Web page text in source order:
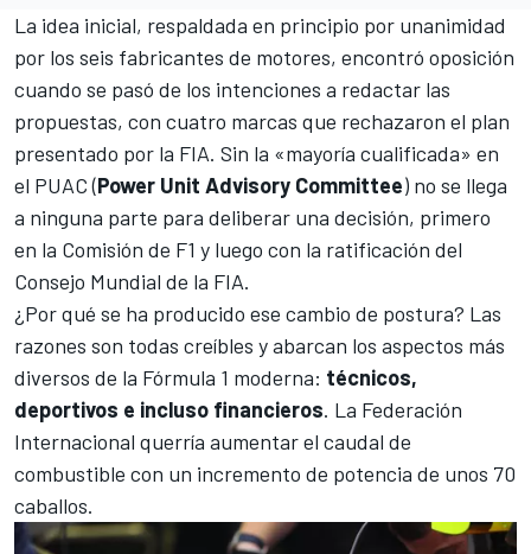
La idea inicial, respaldada en principio por unanimidad
por los seis fabricantes de motores, encontró oposición
cuando se pasó de los intenciones a redactar las
propuestas, con cuatro marcas que rechazaron el plan
presentado por la FIA. Sin la «mayoría cualificada» en
el PUAC (Power Unit Advisory Committee) no se llega
a ninguna parte para deliberar una decisión, primero
en la Comisión de F1 y luego con la ratificación del
Consejo Mundial de la FIA.
¿Por qué se ha producido ese cambio de postura? Las
razones son todas creíbles y abarcan los aspectos más
diversos de la Fórmula 1 moderna: técnicos,
deportivos e incluso financieros. La Federación
Internacional querría aumentar el caudal de
combustible con un incremento de potencia de unos 70
caballos.